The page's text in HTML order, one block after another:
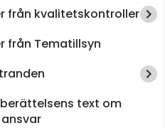
från kvalitetskontroller
från Tematillsyn
text om